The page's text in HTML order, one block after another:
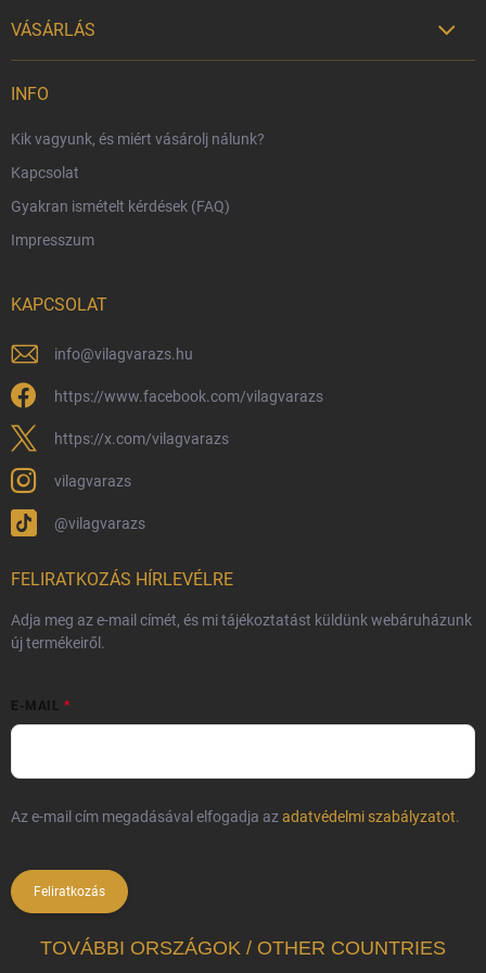
VÁSÁRLÁS 
Harry Potter bolt Magyarország
Rendelésem
Reklamáció és visszáru
Hűségprogram
Általános Szerződési Feltételek
Adatvédelmi feltételek
Védjegyek és szerzői jogok
Fémjelzés és nemesfém-tájékoztató
INFO
Kik vagyunk, és miért vásárolj nálunk?
Kapcsolat
Gyakran ismételt kérdések (FAQ)
Impresszum
KAPCSOLAT
info@vilagvarazs.hu
https://www.facebook.com/vilagvarazs
https://x.com/vilagvarazs
vilagvarazs
@vilagvarazs
FELIRATKOZÁS HÍRLEVÉLRE
Adja meg az e-mail címét, és mi tájékoztatást küldünk webáruházunk
új termékeiről.
E-MAIL
Az e-mail cím megadásával elfogadja azadatvédelmi szabályzatot.
Feliratkozás
TOVÁBBI ORSZÁGOK / OTHER COUNTRIES